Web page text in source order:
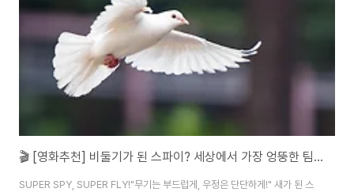
🎬 [영화추천] 비둘기가 된 스파이? 세상에서 가장 엉뚱한 팀플레이! "스파이 지니어스"
SUPER SPY, SUPER FLY!"무기는 부드럽게, 우정은 단단하게!" 새가 된 스